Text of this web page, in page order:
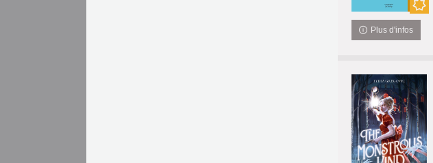
Nouveauté
Plus d'infos